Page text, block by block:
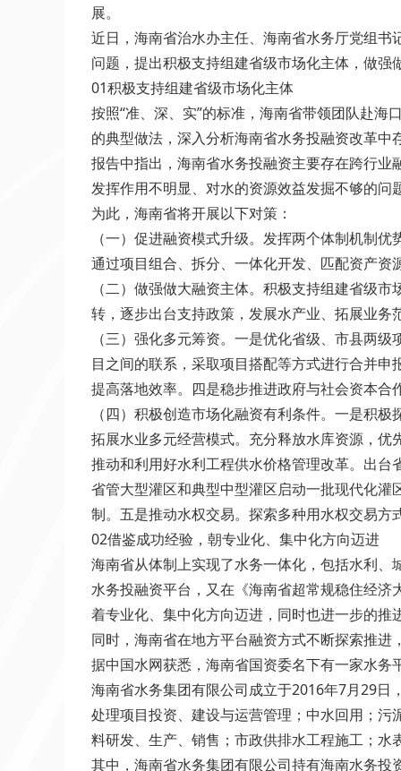
展。
近日，海南省治水办主任、海南省水务厅党组
问题，提出积极支持组建省级市场化主体，做强
01积极支持组建省级市场化主体
按照“准、深、实”的标准，海南省带领团队赴
的典型做法，深入分析海南省水务投融资改革
报告中指出，海南省水务投融资主要存在跨行
发挥作用不明显、对水的资源效益发掘不够的问
为此，海南省将开展以下对策：
（一）促进融资模式升级。发挥两个体制机制
通过项目组合、拆分、一体化开发、匹配资产资
（二）做强做大融资主体。积极支持组建省级
转，逐步出台支持政策，发展水产业、拓展业务
（三）强化多元筹资。一是优化省级、市县两
目之间的联系，采取项目搭配等方式进行合并
提高落地效率。四是稳步推进政府与社会资本合
（四）积极创造市场化融资有利条件。一是积
拓展水业多元经营模式。充分释放水库资源，优
推动和利用好水利工程供水价格管理改革。出
省管大型灌区和典型中型灌区启动一批现代化
制。五是推动水权交易。探索多种用水权交易
02借鉴成功经验，朝专业化、集中化方向迈进
海南省从体制上实现了水务一体化，包括水利
水务投融资平台，又在《海南省超常规稳住经
着专业化、集中化方向迈进，同时也进一步的推
同时，海南省在地方平台融资方式不断探索推
据中国水网获悉，海南省国资委名下有一家水
海南省水务集团有限公司成立于2016年7月29
处理项目投资、建设与运营管理；中水回用；
料研发、生产、销售；市政供排水工程施工；水
其中，海南省水务集团有限公司持有海南水务